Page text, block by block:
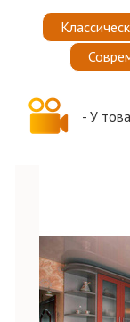
- У